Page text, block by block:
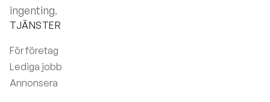
ingenting.
TJÄNSTER
För företag
Lediga jobb
Annonsera